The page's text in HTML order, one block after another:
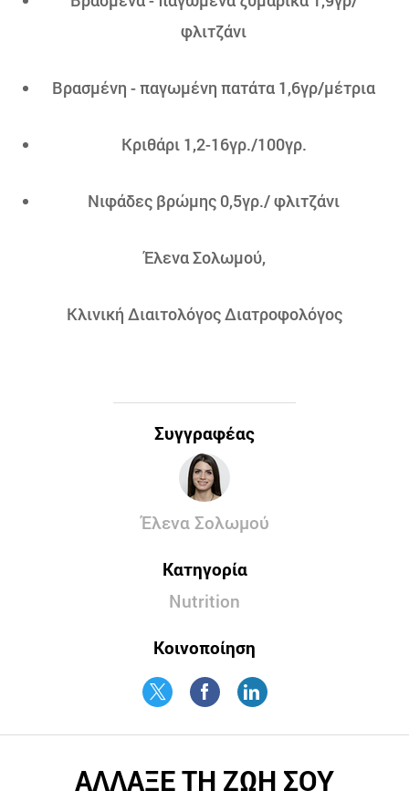
φλιτζάνι
Βρασμένη - παγωμένη πατάτα 1,6γρ/μέτρια
Κριθάρι 1,2-16γρ./100γρ.
Νιφάδες βρώμης 0,5γρ./ φλιτζάνι
Έλενα Σολωμού,
Κλινική Διαιτολόγος Διατροφολόγος
Συγγραφέας
Έλενα Σολωμού
Κατηγορία
Nutrition
Κοινοποίηση
ΑΛΛΑΞΕ ΤΗ ΖΩΗ ΣΟΥ